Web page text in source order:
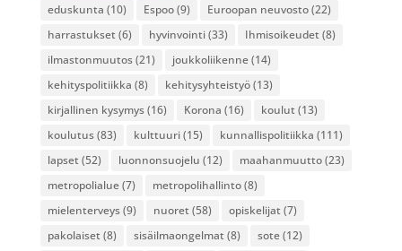
eduskunta (10) Espoo(9) Euroopan neuvosto(22)
harrastukset (6) hyvinvointi(33) Ihmisoikeudet (8)
ilmastonmuutos(21) joukkoliikenne(14)
kehityspolitiikka (8) kehitysyhteistyö(13)
kirjallinen kysymys(16) Korona (16) koulut (13)
koulutus(83) kulttuuri(15) kunnallispolitiikka (111)
lapset (52) luonnonsuojelu (12) maahanmuutto(23)
metropolialue(7) metropolihallinto(8)
mielenterveys(9) nuoret (58) opiskelijat (7)
pakolaiset (8) sisäilmaongelmat (8) sote(12)